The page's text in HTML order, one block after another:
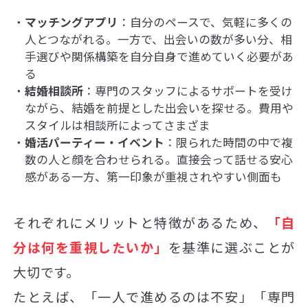
マッチングアプリ ：自分のペースで、気軽に多くの
人とつながれる。一方で、出会いの数が多い分、相
手選びや関係構築を自分自身で進めていく必要があ
る
結婚相談所：専門のスタッフによるサポートを受け
ながら、結婚を前提とした出会いを探せる。費用や
スタイルは相談所によってさまざま
婚活パーティー・イベント ：限られた時間の中で複
数の人と顔を合わせられる。直接会って話せる安心
感がある一方、第一印象が重視されやすい側面も
それぞれにメリットと特徴があるため、
「自
分は何を重視したいか」 を基準に選ぶことが
大切です。
たとえば、「一人で進めるのは不安」「専門